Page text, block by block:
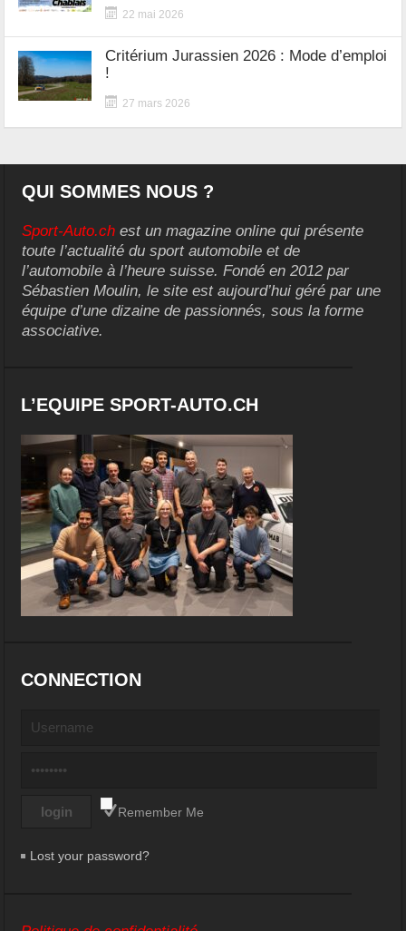
22 mai 2026
Critérium Jurassien 2026 : Mode d’emploi
!
27 mars 2026
QUI SOMMES NOUS ?
Sport-Auto.ch est un magazine online qui présente
toute l’actualité du sport automobile et de
l’automobile à l’heure suisse. Fondé en 2012 par
Sébastien Moulin, le site est aujourd’hui géré par une
équipe d’une dizaine de passionnés, sous la forme
associative.
L’EQUIPE SPORT-AUTO.CH
CONNECTION
Remember Me
Lost your password?